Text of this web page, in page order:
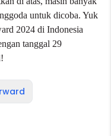
untuk dicoba. Yuk
2024 di Indonesia
tanggal 29